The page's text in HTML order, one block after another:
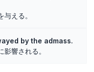
える。
by the admass.
響される。